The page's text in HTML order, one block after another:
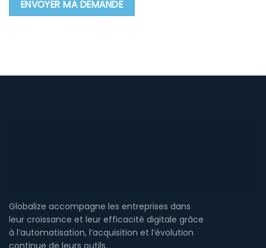
Globalize accompagne les entreprises dans
leur croissance et leur efficacité digitale grâce
à l’automatisation, l’acquisition et l’évolution